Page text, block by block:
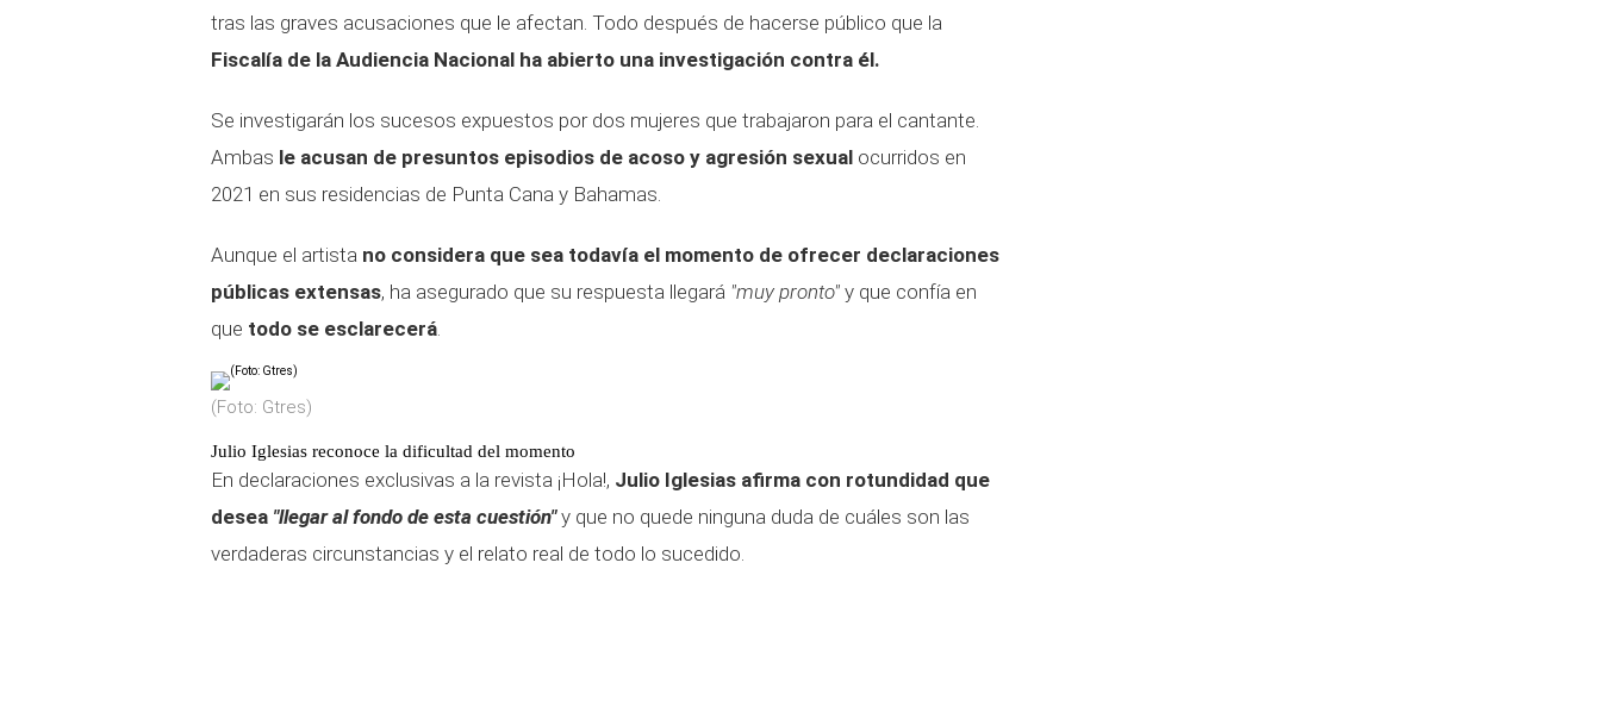
tras las graves acusaciones que le afectan. Todo después de hacerse público que la
Fiscalía de la Audiencia Nacional ha abierto una investigación contra él.
Se investigarán los sucesos expuestos por dos mujeres que trabajaron para el cantante.
Ambas le acusan de presuntos episodios de acoso y agresión sexual ocurridos en
2021 en sus residencias de Punta Cana y Bahamas.
Aunque el artista no considera que sea todavía el momento de ofrecer declaraciones
públicas extensas, ha asegurado que su respuesta llegará "muy pronto" y que confía en
que todo se esclarecerá.
(Foto: Gtres)
Julio Iglesias reconoce la dificultad del momento
En declaraciones exclusivas a la revista ¡Hola!, Julio Iglesias afirma con rotundidad que
desea "llegar al fondo de esta cuestión"y que no quede ninguna duda de cuáles son las
verdaderas circunstancias y el relato real de todo lo sucedido.